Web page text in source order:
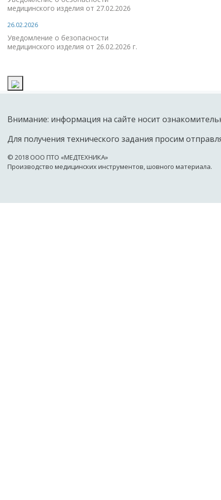
медицинского изделия от 27.02.2026
26.02.2026
Уведомление о безопасности
медицинского изделия от 26.02.2026 г.
Внимание: информация на сайте носит
Для получения технического задания просим
© 2018 OOO ПТО «МЕДТЕХНИКА»
Производство медицинских инструментов, шовного материала.